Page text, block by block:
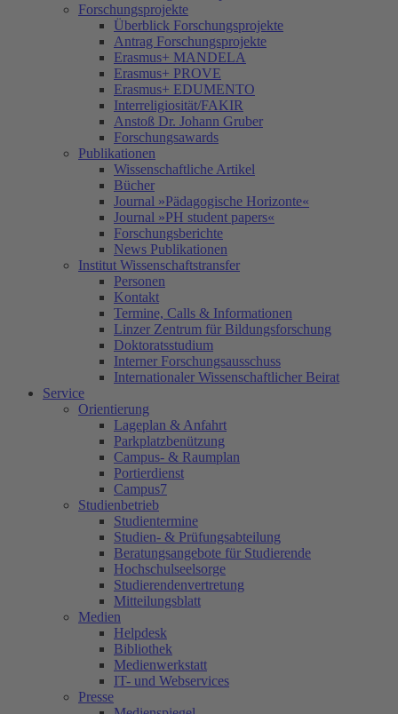
Forschungsprojekte
Überblick Forschungsprojekte
Antrag Forschungsprojekte
Erasmus+ MANDELA
Erasmus+ PROVE
Erasmus+ EDUMENTO
Interreligiosität/FAKIR
Anstoß Dr. Johann Gruber
Forschungsawards
Publikationen
Wissenschaftliche Artikel
Bücher
Journal »Pädagogische Horizonte«
Journal »PH student papers«
Forschungsberichte
News Publikationen
Institut Wissenschaftstransfer
Personen
Kontakt
Termine, Calls & Informationen
Linzer Zentrum für Bildungsforschung
Doktoratsstudium
Interner Forschungsausschuss
Internationaler Wissenschaftlicher Beirat
Service
Orientierung
Lageplan & Anfahrt
Parkplatzbenützung
Campus- & Raumplan
Portierdienst
Campus7
Studienbetrieb
Studientermine
Studien- & Prüfungsabteilung
Beratungsangebote für Studierende
Hochschulseelsorge
Studierendenvertretung
Mitteilungsblatt
Medien
Helpdesk
Bibliothek
Medienwerkstatt
IT- und Webservices
Presse